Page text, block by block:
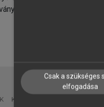
KÖNYVTÁROSOKNAK
Csak a szükséges
elfogadása